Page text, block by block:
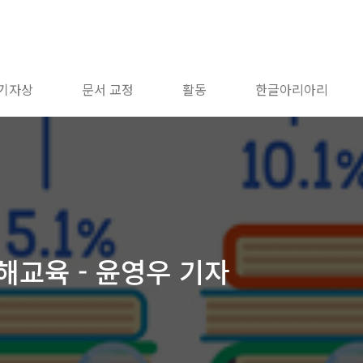
자상 문서 교정 활동 한글아리아리
교육 - 윤영우 기자